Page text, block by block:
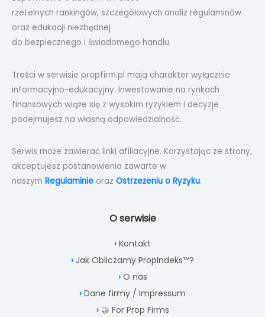
rzetelnych rankingów, szczegółowych analiz regulaminów
oraz edukacji niezbędnej
do bezpiecznego i świadomego handlu.
Treści w serwisie propfirm.pl mają charakter wyłącznie
informacyjno-edukacyjny. Inwestowanie na rynkach
finansowych wiąże się z wysokim ryzykiem i decyzje
podejmujesz na własną odpowiedzialność.
Serwis może zawierać linki afiliacyjne. Korzystając ze strony,
akceptujesz postanowienia zawarte w
naszym Regulaminie oraz Ostrzeżeniu o Ryzyku.
O serwisie
Kontakt
Jak Obliczamy PropIndeks™?
O nas
Dane firmy / Impressum
🤝 For Prop Firms